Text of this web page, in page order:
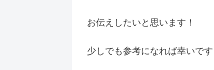
お伝えしたいと思います！
少しでも参考になれば幸いで